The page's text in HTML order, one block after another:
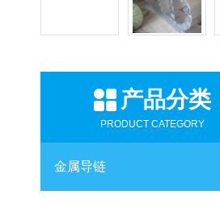
产品分类
PRODUCT CATEGORY
金属导链